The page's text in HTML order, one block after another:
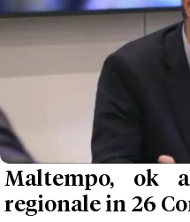
Maltempo, ok
regionale in 26